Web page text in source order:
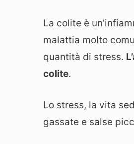
La colite è
malattia molto
quantità di stress.
colite.
Lo stress, la vita
gassate e salse